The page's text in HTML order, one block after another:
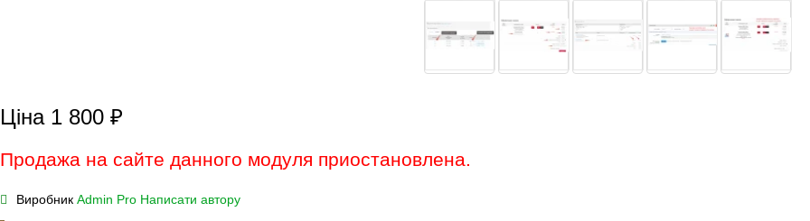
Ціна 1 800 ₽
Продажа на сайте данного модуля приостановлена.
Виробник Admin Pro Написати автору